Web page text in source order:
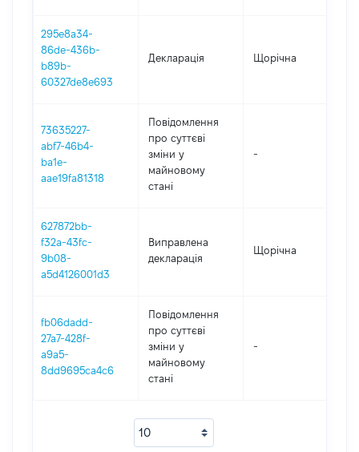
295e8a34-
86de-436b-
b89b-
60327de8e693
Декларація Щорічна
73635227-
abf7-46b4-
ba1e-
aae19fa81318
Повідомлення
про суттєві
зміни y
майновому
стані
-
627872bb-
f32a-43fc-
9b08-
a5d4126001d3
Виправлена
декларація
Щорічна
fb06dadd-
27a7-428f-
a9a5-
8dd9695ca4c6
Повідомлення
про суттєві
зміни y
майновому
стані
-